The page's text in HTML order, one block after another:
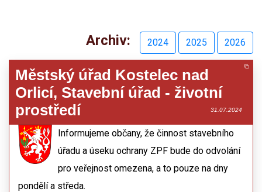
Archiv: 2024 2025 2026
Městský úřad Kostelec nad
Orlicí, Stavební úřad - životní
prostředí
31.07.2024
Informujeme občany, že činnost stavebního
úřadu a úseku ochrany ZPF bude do odvolání
pro veřejnost omezena, a to pouze na dny
pondělí a středa.